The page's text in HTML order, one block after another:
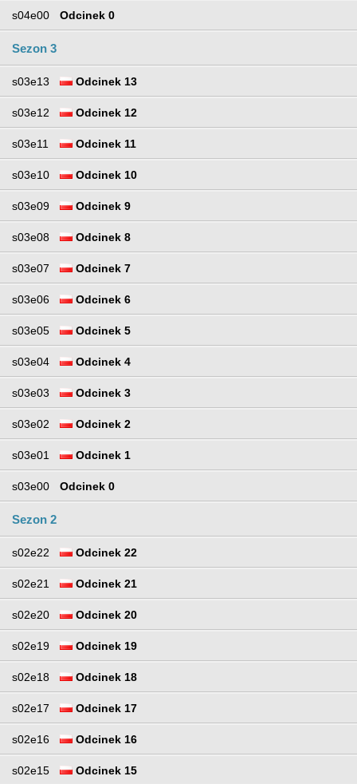
s04e00 Odcinek 0
Sezon 3
s03e13 Odcinek 13
s03e12 Odcinek 12
s03e11 Odcinek 11
s03e10 Odcinek 10
s03e09 Odcinek 9
s03e08 Odcinek 8
s03e07 Odcinek 7
s03e06 Odcinek 6
s03e05 Odcinek 5
s03e04 Odcinek 4
s03e03 Odcinek 3
s03e02 Odcinek 2
s03e01 Odcinek 1
s03e00 Odcinek 0
Sezon 2
s02e22 Odcinek 22
s02e21 Odcinek 21
s02e20 Odcinek 20
s02e19 Odcinek 19
s02e18 Odcinek 18
s02e17 Odcinek 17
s02e16 Odcinek 16
s02e15 Odcinek 15